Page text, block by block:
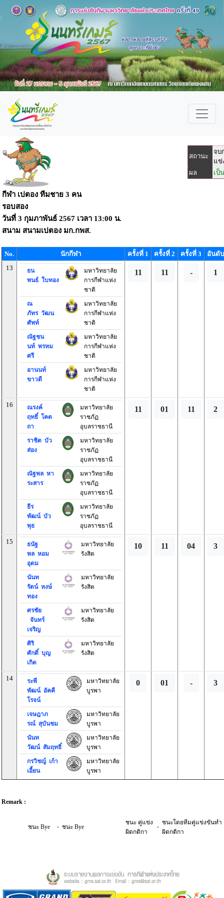
สถานะ
จบ
แข่
ผล
เป็
กีฬา เปตอง ทีมชาย 3 คน
รอบสอง
วันที่ 3 กุมภาพันธ์ 2567 เวลา 13:00 น.
สนาม สนามเปตอง มก.กพส.
No. นักกีฬา ครั้งที่ 1 ครั้งที่ 2 ครั้งที่ 3
อันดับ
13
ธน
พนธ์ ใบทอง
มหาวิทยาลัย
การกีฬาแห่ง
ชาติ
ณ
ภัทร วัฒน
ศัพท์
มหาวิทยาลัย
การกีฬาแห่ง
ชาติ
ณัฐชน
นท์ พรหม
ศรี
มหาวิทยาลัย
การกีฬาแห่ง
ชาติ
อานนท์
ขาวดี
มหาวิทยาลัย
การกีฬาแห่ง
ชาติ
11 11 - 1
16
ณรงค์
ฤทธิ์ โคต
ถา
มหาวิทยาลัย
ราชภัฏ
อุบลราชธานี
ราชิต บัว
ส่อง
มหาวิทยาลัย
ราชภัฏ
อุบลราชธานี
ณัฐพล หา
ระสาร
มหาวิทยาลัย
ราชภัฏ
อุบลราชธานี
ธีร
พัฒน์ บัว
พุธ
มหาวิทยาลัย
ราชภัฏ
อุบลราชธานี
11 01 11 2
15
ธนัฐ
พล หอม
อุดม
มหาวิทยาลัย
รังสิต
นันท
รัตน์ หงษ์
ทอง
มหาวิทยาลัย
รังสิต
ศรชัย
จันทร์
เจริญ
มหาวิทยาลัย
รังสิต
ศิริ
ศักดิ์ บุญ
เกิด
มหาวิทยาลัย
รังสิต
10 11 04 3
14
ระพี
พัฒน์ อัคคี
โรจน์
มหาวิทยาลัย
บูรพา
เจษฎาภ
รณ์ สุบันชม
มหาวิทยาลัย
บูรพา
นันท
วัฒน์ สัมฤทธิ์
มหาวิทยาลัย
บูรพา
กรวิชญ์ เก้า
เอี้ยน
มหาวิทยาลัย
บูรพา
0 01 - 3
Remark :
ชนะ Bye - ชนะ Bye
ชนะ คู่แข่ง
ผิดกติกา
-
ชนะโดยทีมคู่แข่งขันทำ
ผิดกติกา